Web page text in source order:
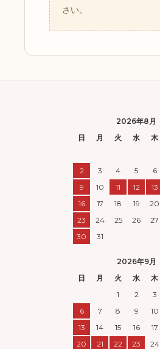
さい。
2026年8月
日
月 火 水 木
2
3 4 5 6
9
10 11 12 13
16
17 18 19 20
23
24 25 26 27
30
31
2026年9月
日
月 火 水 木
1
2 3
6
7 8 9 10
13
14 15 16 17
20
21 22 23 24